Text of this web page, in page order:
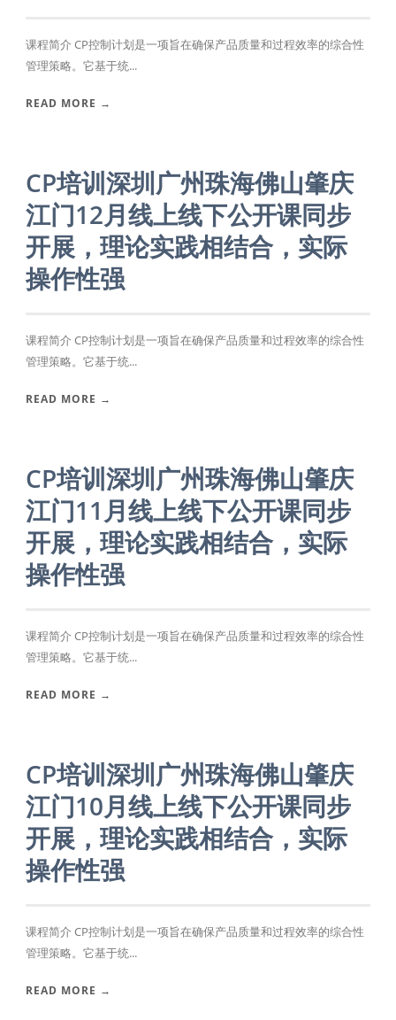
课程简介 CP控制计划是一项旨在确保产品质量和过程效率的综合性
管理策略。它基于统...
READ MORE →
CP培训深圳广州珠海佛山肇庆
江门12月线上线下公开课同步
开展，理论实践相结合，实际
操作性强
课程简介 CP控制计划是一项旨在确保产品质量和过程效率的综合性
管理策略。它基于统...
READ MORE →
CP培训深圳广州珠海佛山肇庆
江门11月线上线下公开课同步
开展，理论实践相结合，实际
操作性强
课程简介 CP控制计划是一项旨在确保产品质量和过程效率的综合性
管理策略。它基于统...
READ MORE →
CP培训深圳广州珠海佛山肇庆
江门10月线上线下公开课同步
开展，理论实践相结合，实际
操作性强
课程简介 CP控制计划是一项旨在确保产品质量和过程效率的综合性
管理策略。它基于统...
READ MORE →